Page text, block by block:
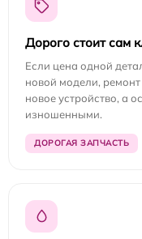
Дорого стоит сам
Если цена одной
новой модели, ремонт
новое устройство, а
изношенными.
ДОРОГАЯ ЗАПЧАСТЬ